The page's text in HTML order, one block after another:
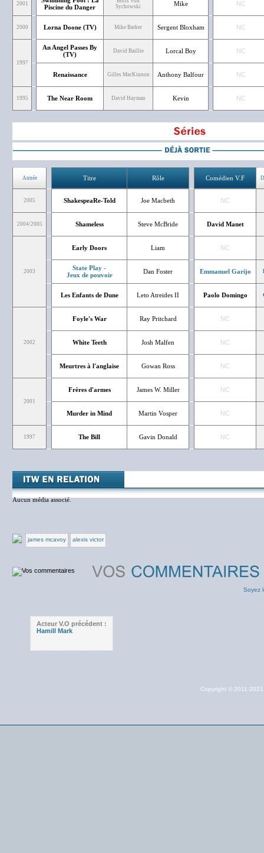
2001
Piscine du Danger
Sychowski
Mike NC
2000 Lorna Doone (TV) Mike Barker Sergent Bloxham NC
1997
An Angel Passes By
(TV)
David Baillie Lorcal Boy NC
Renaissance Gilles MacKinnon Anthony Balfour NC
1995 The Near Room David Hayman Kevin NC
Année Titre Rôle Comédien V.F
2005 ShakespeaRe-Told Joe Macbeth NC
2004/2005 Shameless Steve McBride David Manet
2003
Early Doors Liam NC
State Play -
Jeux de pouvoir
Dan Foster Emmanuel Garijo
Les Enfants de Dune Leto Atreides II Paolo Domingo
2002
Foyle's War Ray Pritchard NC
White Teeth Josh Malfen NC
Meurtres à l'anglaise Gowan Ross NC
2001
Frères d'armes James W. Miller NC
Murder in Mind Martin Vosper NC
1997 The Bill Gavin Donald NC
Aucun média associé.
james mcavoy alexis victor
Soyez
Acteur V.O précédent :
Hamill Mark
Copyright © 2011-